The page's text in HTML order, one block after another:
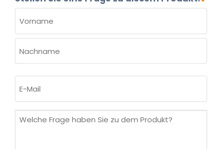
(ERFORDERLICH)
Vorname
Mail
Welche